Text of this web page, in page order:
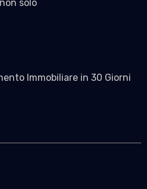
solo
Immobiliare in 30 Giorni